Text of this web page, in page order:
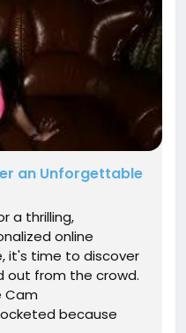
an Unforgettable
a thrilling,
online
it's time to discover
out from the crowd.
Cam
because